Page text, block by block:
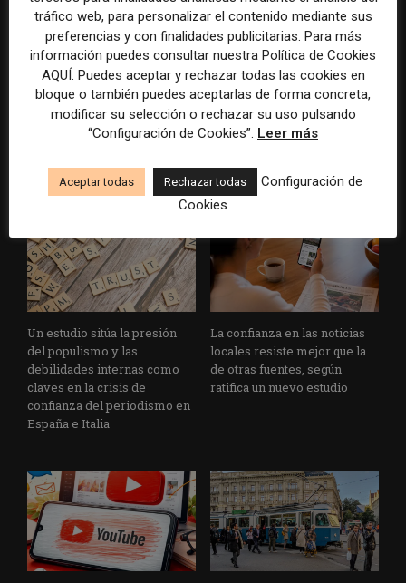
El Laboratorio de
Periodismo actualiza la
sección Confianza en el
periodismo con nuevos
análisis sobre credibilidad,
Tracking mensual sobre
confianza en el periodismo
Un estudio sitúa la presión
del populismo y las
debilidades internas como
claves en la crisis de
confianza del periodismo en
España e Italia
La confianza en las noticias
locales resiste mejor que la
de otras fuentes, según
ratifica un nuevo estudio
tráfico web, para personalizar el contenido mediante sus
preferencias y con finalidades publicitarias. Para más
información puedes consultar nuestra Política de Cookies
AQUÍ. Puedes aceptar y rechazar todas las cookies en
bloque o también puedes aceptarlas de forma concreta,
modificar su selección o rechazar su uso pulsando
“Configuración de Cookies”. Leer más
Aceptar todas Rechazar todas
Configuración de
Cookies